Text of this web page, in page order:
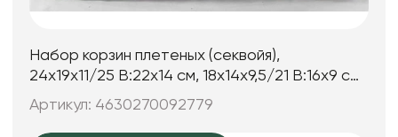
Набор корзин плетеных (секвойя),
24x19x11/25 B:22x14 см, 18x14x9,5/21 B:16x9 см,
2 шт., сиреневый
Артикул: 4630270092779